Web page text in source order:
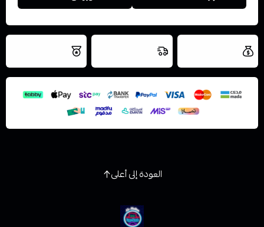
اسحب و افلت الملف هنا
استعراض
نتميز بلجودة
العودة إلى أعلى